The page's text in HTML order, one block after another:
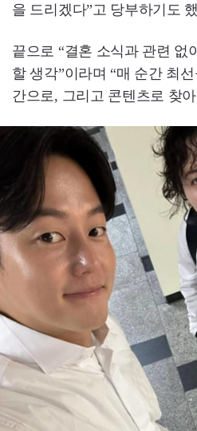
을 드리겠다”고 당부하기도
끝으로 “결혼 소식과 관련 없
할 생각”이라며 “매 순간 최
간으로, 그리고 콘텐츠로 찾